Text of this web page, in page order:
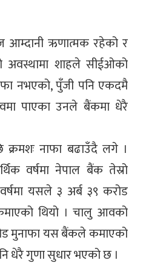
आम्दानी ऋणात्मक रहेको र
अवस्थामा शाहले सीईओको
नभएको, पुँजी पनि एकदमै
पाएका उनले बैंकमा धेरै
नाफा बढाउँदै लगे ।
वर्षमा नेपाल बैंक तेस्रो
यसले ३ अर्ब ३९ करोड
थियो । चालु आवको
मुनाफा यस बैंकले कमाएको
धेरै गुणा सुधार भएको छ ।